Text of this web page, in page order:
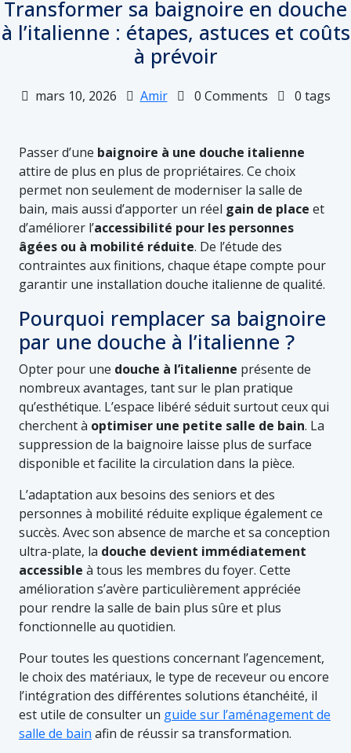
Transformer sa baignoire en douche
à l’italienne : étapes, astuces et coûts
à prévoir
mars 10, 2026 Amir 0 Comments 0 tags
Passer d’une baignoire à une douche italienne
attire de plus en plus de propriétaires. Ce choix
permet non seulement de moderniser la salle de
bain, mais aussi d’apporter un réel gain de place et
d’améliorer l’accessibilité pour les personnes
âgées ou à mobilité réduite. De l’étude des
contraintes aux finitions, chaque étape compte pour
garantir une installation douche italienne de qualité.
Pourquoi remplacer sa baignoire
par une douche à l’italienne ?
Opter pour une douche à l’italienne présente de
nombreux avantages, tant sur le plan pratique
qu’esthétique. L’espace libéré séduit surtout ceux qui
cherchent à optimiser une petite salle de bain. La
suppression de la baignoire laisse plus de surface
disponible et facilite la circulation dans la pièce.
L’adaptation aux besoins des seniors et des
personnes à mobilité réduite explique également ce
succès. Avec son absence de marche et sa conception
ultra-plate, la douche devient immédiatement
accessible à tous les membres du foyer. Cette
amélioration s’avère particulièrement appréciée
pour rendre la salle de bain plus sûre et plus
fonctionnelle au quotidien.
Pour toutes les questions concernant l’agencement,
le choix des matériaux, le type de receveur ou encore
l’intégration des différentes solutions étanchéité, il
est utile de consulter un guide sur l’aménagement de
salle de bain afin de réussir sa transformation.